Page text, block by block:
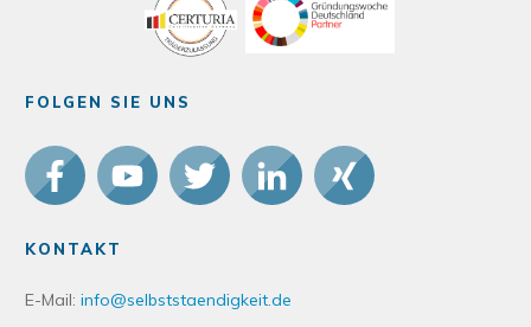
FOLGEN SIE UNS
KONTAKT
E-Mail: info@selbststaendigkeit.de